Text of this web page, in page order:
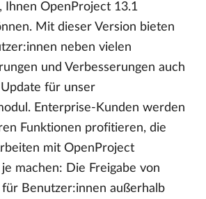
Ihnen OpenProject 13.1
Mit dieser Version bieten
neben vielen
und Verbesserungen auch
für unser
Enterprise-Kunden werden
Funktionen profitieren, die
mit OpenProject
machen: Die Freigabe von
Benutzer:innen außerhalb